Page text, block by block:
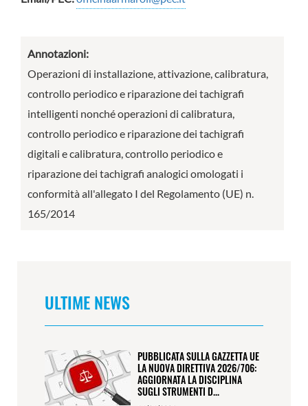
Annotazioni:
Operazioni di installazione, attivazione, calibratura,
controllo periodico e riparazione dei tachigrafi
intelligenti nonché operazioni di calibratura,
controllo periodico e riparazione dei tachigrafi
digitali e calibratura, controllo periodico e
riparazione dei tachigrafi analogici omologati i
conformità all'allegato I del Regolamento (UE) n.
165/2014
ULTIME NEWS
PUBBLICATA SULLA GAZZETTA UE
LA NUOVA DIRETTIVA 2026/706:
AGGIORNATA LA DISCIPLINA
SUGLI STRUMENTI D...